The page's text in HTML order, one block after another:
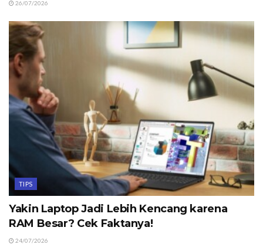
26/07/2026
TIPS
Yakin Laptop Jadi Lebih Kencang karena
RAM Besar? Cek Faktanya!
24/07/2026